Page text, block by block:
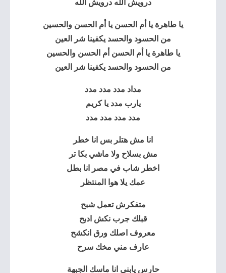
درويش الله درويش الله
‏يا طاهرة يا أم الحسن يا أم الحسن والحسين
‏من الحسود والحسد يكفينا شر العين
‏يا طاهرة يا أم الحسن أم الحسن والحسين
‏من الحسود والحسد يكفينا شر العين
مداد مدد مدد مدد
يارب مدد يا كريم
مدد مدد مدد مدد
انا مش هتلر بس انا خطر
مش بسلاح ولا ماشي بكا تر
اخطر شاب في مصر انا بطل
عمك يلا هوا المنتظر
متفكرش تعمل شبح
قبلك جرب نكش ادبح
معروف اصلك ورق انكشح
عارف مني مخك سرح
حارس يابني انا ماسك الجبهة